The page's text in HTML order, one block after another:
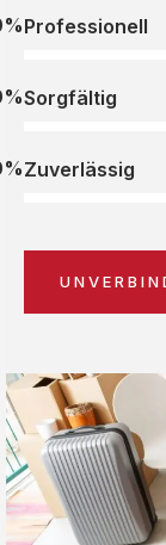
Professionell
Sorgfältig
Zuverlässig